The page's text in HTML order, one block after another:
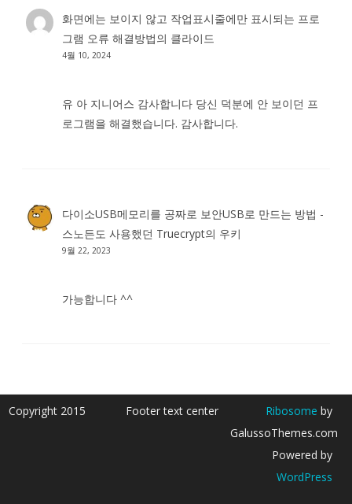
화면에는 보이지 않고 작업표시줄에만 표시되는 프로
그램 오류 해결방법의 클라이드
4월 10, 2024
유 아 지니어스 감사합니다 당신 덕분에 안 보이던 프
로그램을 해결했습니다. 감사합니다.
다이소USB메모리를 공짜로 보안USB로 만드는 방법 -
스노든도 사용했던 Truecrypt의 우키
9월 22, 2023
가능합니다 ^^
Copyright 2015 Footer text center Ribosome by
GalussoThemes.com
Powered by
WordPress